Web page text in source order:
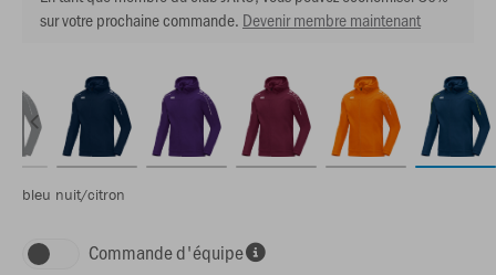
sur votre prochaine commande. Devenir membre maintenant
bleu nuit/citron
Commande d'équipe